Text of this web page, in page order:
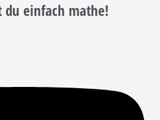
du einfach mathe!